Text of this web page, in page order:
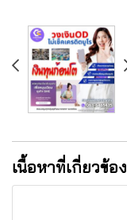
เนื้อหาที่เกี่ยวข้อง